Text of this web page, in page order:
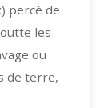
percé de
les
ou
de terre,